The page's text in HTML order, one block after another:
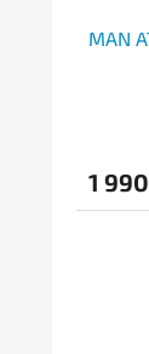
MAN
1